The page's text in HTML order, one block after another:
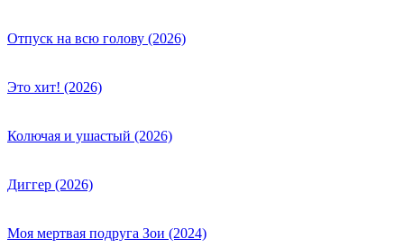
Отпуск на всю голову (2026)
Это хит! (2026)
Колючая и ушастый (2026)
Диггер (2026)
Моя мертвая подруга Зои (2024)